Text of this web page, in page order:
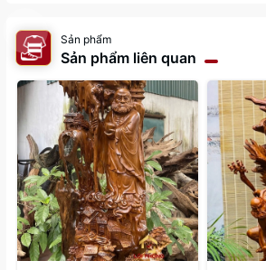
Sản phẩm
Sản phẩm liên quan